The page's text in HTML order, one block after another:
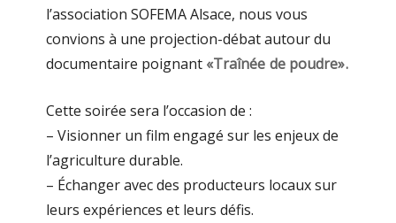
l’association SOFEMA Alsace, nous vous
convions à une projection-débat autour du
documentaire poignant «Traînée de poudre».
Cette soirée sera l’occasion de :
– Visionner un film engagé sur les enjeux de
l’agriculture durable.
– Échanger avec des producteurs locaux sur
leurs expériences et leurs défis.